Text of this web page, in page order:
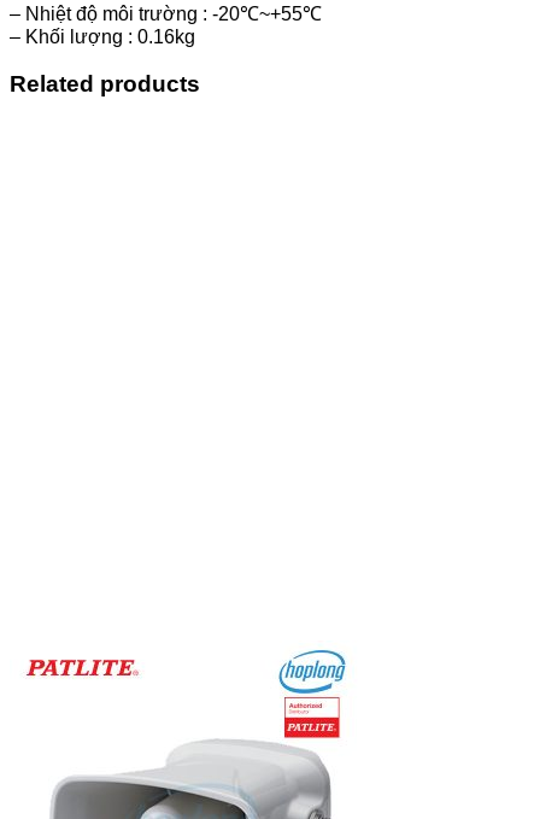
– Nhiệt độ môi trường : -20℃~+55℃
– Khối lượng : 0.16kg
Related products